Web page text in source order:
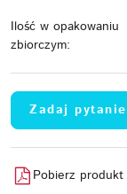
Ilość w opakowaniu
zbiorczym:
Zadaj pytanie
Pobierz